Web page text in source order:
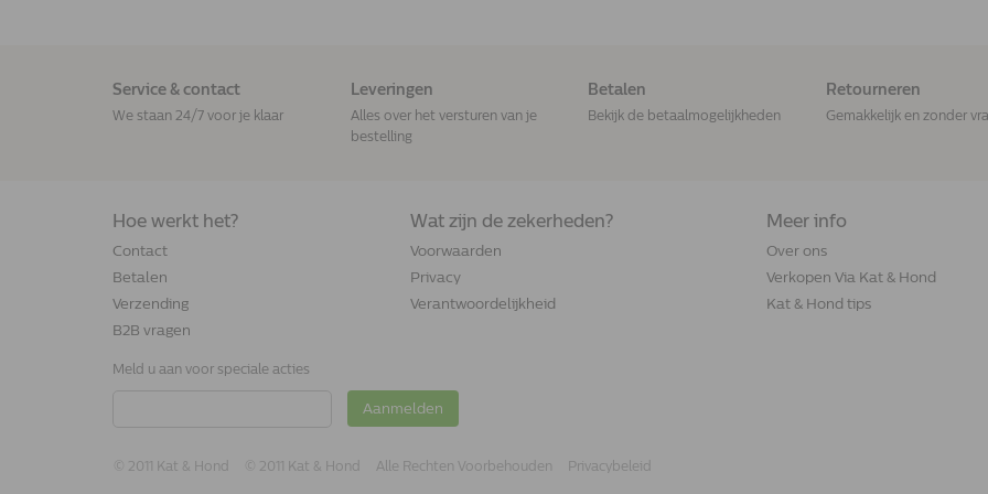
Service & contact
We staan 24/7 voor je klaar
Leveringen
Alles over het versturen van je
bestelling
Betalen
Bekijk de betaalmogelijkheden
Retourneren
Gemakkelijk en zonder
Hoe werkt het?
Contact
Betalen
Verzending
B2B vragen
Wat zijn de zekerheden?
Voorwaarden
Privacy
Verantwoordelijkheid
Meer info
Over ons
Verkopen Via Kat & Hond
Kat & Hond tips
Meld u aan voor speciale acties
Aanmelden
© 2011 Kat & Hond © 2011 Kat & Hond Alle Rechten Voorbehouden Privacybeleid